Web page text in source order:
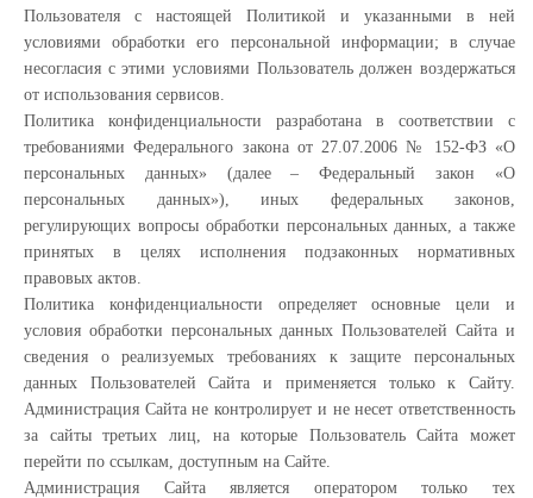
Пользователя с настоящей Политикой и указанными в ней
условиями обработки его персональной информации; в случае
несогласия с этими условиями Пользователь должен воздержаться
от использования сервисов.
Политика конфиденциальности разработана в соответствии с
требованиями Федерального закона от 27.07.2006 № 152-ФЗ «О
персональных данных» (далее – Федеральный закон «О
персональных данных»), иных федеральных законов,
регулирующих вопросы обработки персональных данных, а также
принятых в целях исполнения подзаконных нормативных
правовых актов.
Политика конфиденциальности определяет основные цели и
условия обработки персональных данных Пользователей Сайта и
сведения о реализуемых требованиях к защите персональных
данных Пользователей Сайта и применяется только к Сайту.
Администрация Сайта не контролирует и не несет ответственность
за сайты третьих лиц, на которые Пользователь Сайта может
перейти по ссылкам, доступным на Сайте.
Администрация Сайта является оператором только тех